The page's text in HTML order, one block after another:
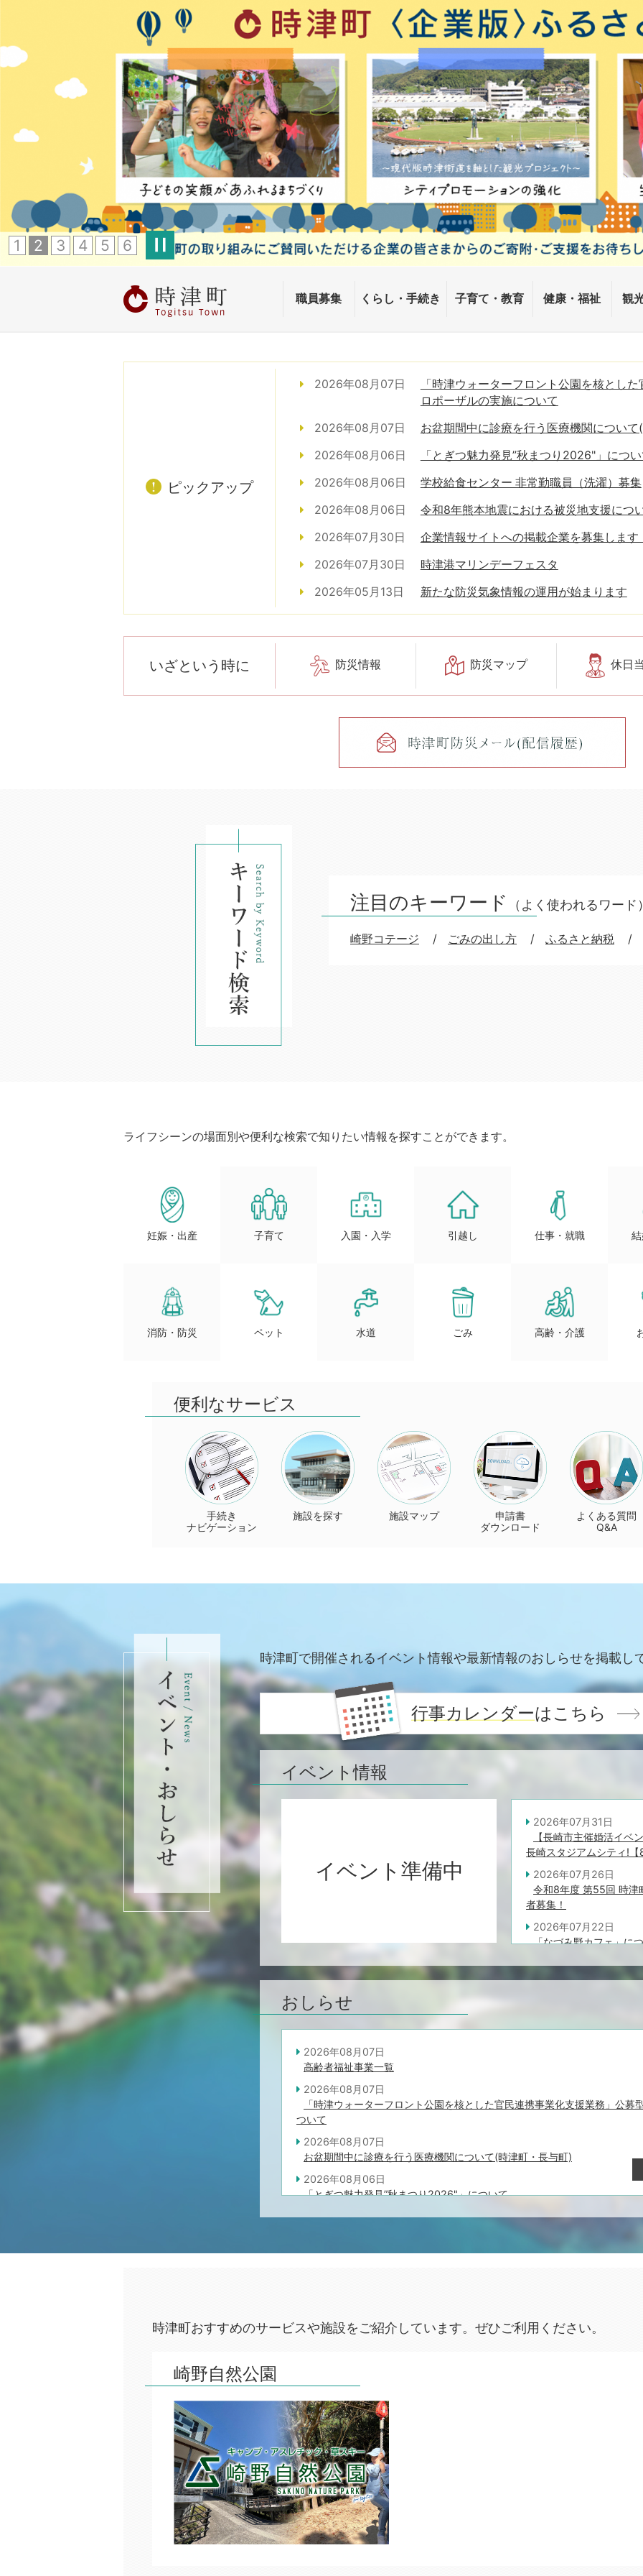
1 2 3 4 5 6
職員募集 くらし・手続き 子育て・教育 健康・福祉 観
ピックアップ
2026年08月07日
「時津ウォーターフロント公園を核とし
ロポーザルの実施について
2026年08月07日
お盆期間中に診療を行う医療機関につい
2026年08月06日
「とぎつ魅力発見”秋まつり2026"」につ
2026年08月06日
学校給食センター 非常勤職員（洗濯）募集
2026年08月06日
令和8年熊本地震における被災地支援につ
2026年07月30日
企業情報サイトへの掲載企業を募集します
2026年07月30日
時津港マリンデーフェスタ
2026年05月13日
新たな防災気象情報の運用が始まります
いざという時に 防災情報 防災マップ 休日
注目のキーワード （よく使われるワード
崎野コテージ ごみの出し方 ふるさと納税
ライフシーンの場面別や便利な検索で知りたい情報を探すことができます。
妊娠・出産 子育て 入園・入学 引越し 仕事・就職
消防・防災 ペット 水道 ごみ 高齢・介護
便利なサービス
手続き
ナビゲーション
施設を探す 施設マップ
申請書
ダウンロード
よくある質問
Q&A
時津町で開催されるイベント情報や最新情報のおしらせを掲載し
行事カレンダーはこちら
イベント情報
イベント準備中
2026年07月31日
【長崎市主催婚活イ
長崎スタジアムシティ!
2026年07月26日
令和8年度 第55回 時津
者募集！
2026年07月22日
「なづみ野カフェ」に
2026年07月21日
特設人権相談所を開設
2026年06月26日
おしらせ
2026年08月07日
高齢者福祉事業一覧
2026年08月07日
「時津ウォーターフロント公園を核とした官民連携事業化支援業務」公募
ついて
2026年08月07日
お盆期間中に診療を行う医療機関について(時津町・長与町)
2026年08月06日
「とぎつ魅力発見”秋まつり2026"」について
2026年08月06日
2026年08月06日
2026年08月02日
2026年08月02日
令和8年度健康奨励金・長寿祝金支給のお知らせ
時津町おすすめのサービスや施設をご紹介しています。ぜひご利用ください。
崎野自然公園